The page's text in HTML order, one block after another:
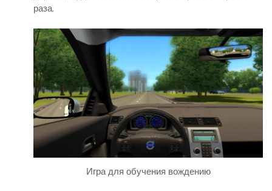
раза.
Игра для обучения вождению